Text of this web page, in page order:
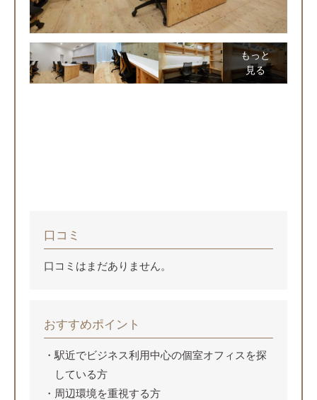
もっと
見る
口コミ
口コミはまだありません。
おすすめポイント
駅近でビジネス利用中心の個室オフィスを探
している方
周辺環境を重視する方